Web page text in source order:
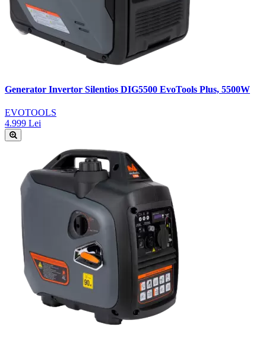
Generator Invertor Silentios DIG5500 EvoTools Plus, 5500W
EVOTOOLS
4.999 Lei